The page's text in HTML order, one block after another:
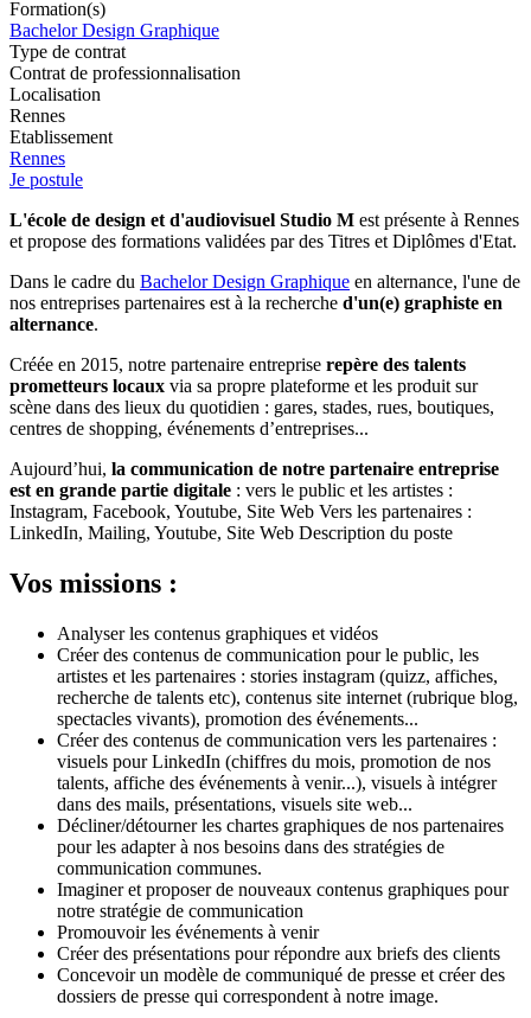
Formation(s)
Bachelor Design Graphique
Type de contrat
Contrat de professionnalisation
Localisation
Rennes
Etablissement
Rennes
Je postule
L'école de design et d'audiovisuel Studio M est présente à Rennes
et propose des formations validées par des Titres et Diplômes d'Etat.
Dans le cadre du Bachelor Design Graphique en alternance, l'une de
nos entreprises partenaires est à la recherche d'un(e) graphiste en
alternance.
Créée en 2015, notre partenaire entreprise repère des talents
prometteurs locaux via sa propre plateforme et les produit sur
scène dans des lieux du quotidien : gares, stades, rues, boutiques,
centres de shopping, événements d’entreprises...
Aujourd’hui, la communication de notre partenaire entreprise
est en grande partie digitale : vers le public et les artistes :
Instagram, Facebook, Youtube, Site Web Vers les partenaires :
LinkedIn, Mailing, Youtube, Site Web Description du poste
Vos missions :
Analyser les contenus graphiques et vidéos
Créer des contenus de communication pour le public, les
artistes et les partenaires : stories instagram (quizz, affiches,
recherche de talents etc), contenus site internet (rubrique blog,
spectacles vivants), promotion des événements...
Créer des contenus de communication vers les partenaires :
visuels pour LinkedIn (chiffres du mois, promotion de nos
talents, affiche des événements à venir...), visuels à intégrer
dans des mails, présentations, visuels site web...
Décliner/détourner les chartes graphiques de nos partenaires
pour les adapter à nos besoins dans des stratégies de
communication communes.
Imaginer et proposer de nouveaux contenus graphiques pour
notre stratégie de communication
Promouvoir les événements à venir
Créer des présentations pour répondre aux briefs des clients
Concevoir un modèle de communiqué de presse et créer des
dossiers de presse qui correspondent à notre image.